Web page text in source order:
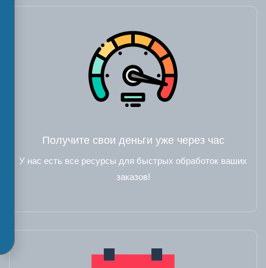
Получите свои деньги уже через час
У нас есть все ресурсы для быстрых обработок ваших
заказов!